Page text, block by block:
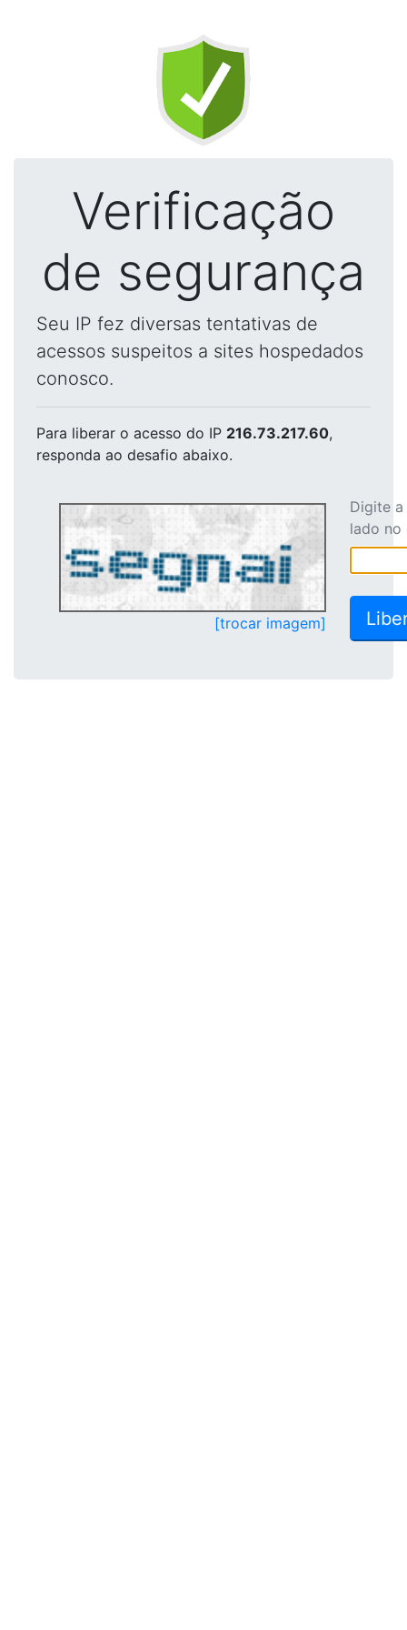
Verificação
de segurança
Seu IP fez diversas tentativas de
acessos suspeitos a sites hospedados
conosco.
Para liberar o acesso do IP 216.73.217.60,
responda ao desafio abaixo.
[trocar imagem]
Digite
lado no